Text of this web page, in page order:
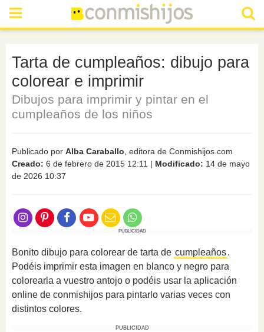
Tarta de cumpleaños: dibujo para
colorear e imprimir
Dibujos para imprimir y pintar en el
cumpleaños de los niños
Publicado por Alba Caraballo , editora de Conmishijos.com
Creado: 6 de febrero de 2015 12:11 | Modificado: 14 de mayo
de 2026 10:37
PUBLICIDAD
Bonito dibujo para colorear de tarta de cumpleaños.
Podéis imprimir esta imagen en blanco y negro para
colorearla a vuestro antojo o podéis usar la aplicación
online de conmishijos para pintarlo varias veces con
distintos colores.
PUBLICIDAD